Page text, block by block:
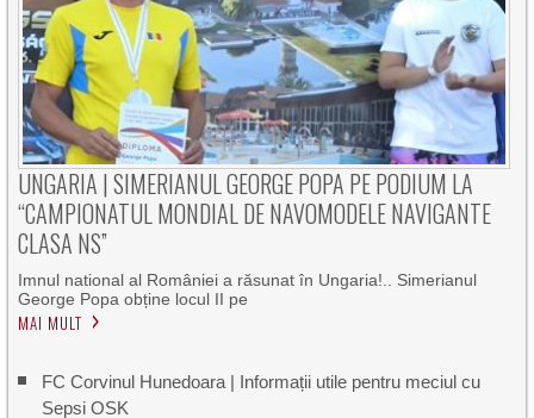
UNGARIA | SIMERIANUL GEORGE POPA PE PODIUM LA
“CAMPIONATUL MONDIAL DE NAVOMODELE NAVIGANTE
CLASA NS”
Imnul national al României a răsunat în Ungaria!.. Simerianul
George Popa obține locul II pe
MAI MULT
FC Corvinul Hunedoara | Informații utile pentru meciul cu
Sepsi OSK